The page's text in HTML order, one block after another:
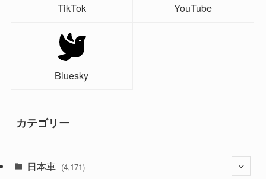
TikTok YouTube
Bluesky
カテゴリー
日本車 (4,171)